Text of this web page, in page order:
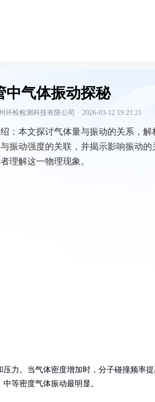
中气体振动探秘
环检检测科技有限公司 · 2026-03-12 19:21:21
： 本文探讨气体量与振动的关系，解
振动强度的关联，并揭示影响振动的
理解这一物理现象。
力。当气体密度增加时，分子碰撞频率
等密度气体振动最明显。